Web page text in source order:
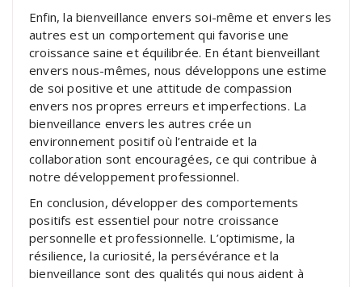
Enfin, la bienveillance envers soi-même et envers les
autres est un comportement qui favorise une
croissance saine et équilibrée. En étant bienveillant
envers nous-mêmes, nous développons une estime
de soi positive et une attitude de compassion
envers nos propres erreurs et imperfections. La
bienveillance envers les autres crée un
environnement positif où l’entraide et la
collaboration sont encouragées, ce qui contribue à
notre développement professionnel.
En conclusion, développer des comportements
positifs est essentiel pour notre croissance
personnelle et professionnelle. L’optimisme, la
résilience, la curiosité, la persévérance et la
bienveillance sont des qualités qui nous aident à